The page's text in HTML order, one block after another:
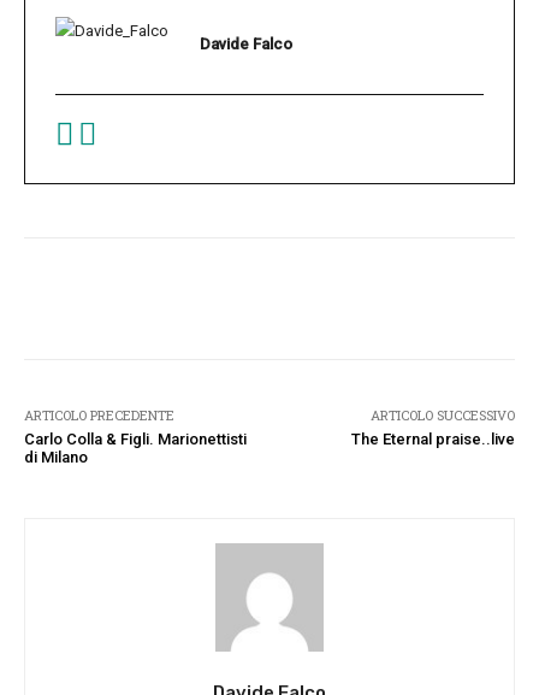
Davide Falco
ARTICOLO PRECEDENTE
Carlo Colla & Figli. Marionettisti
di Milano
ARTICOLO SUCCESSIVO
The Eternal praise..live